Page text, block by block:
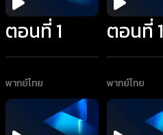
ตอนที่ 1
พากย์ไทย
ตอนที่ 1
พากย์ไทย